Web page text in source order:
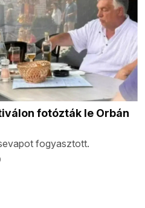
fotózták le Orbán
fogyasztott.